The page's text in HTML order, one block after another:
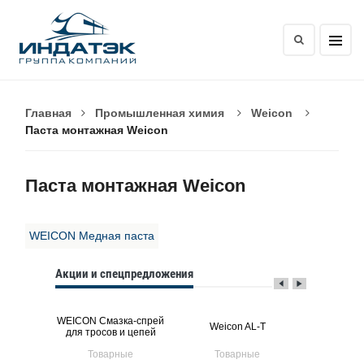
Главная Промышленная химия
Weicon
Паста монтажная Weicon
Паста монтажная Weicon
WEICON Медная паста
Акции и спецпредложения
WEICON Смазка-спрей
для тросов и цепей
Товарные
Weicon AL-T
Товарные